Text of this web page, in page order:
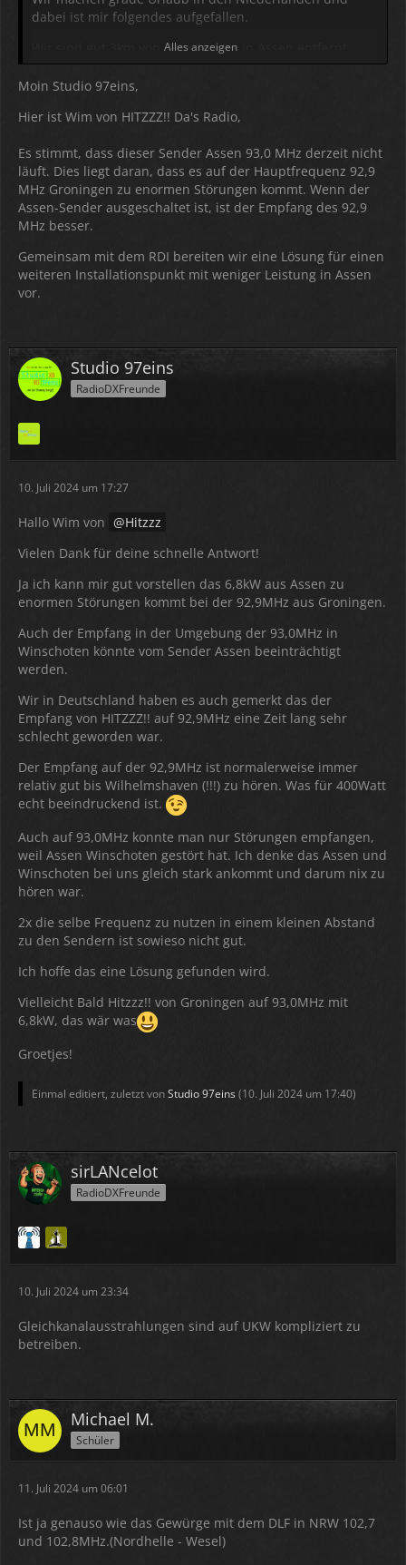
dabei ist mir folgendes aufgefallen.
Wir sind gut 3km von dem Sender in Assen entfernt,
jedoch wird Hitzzz!! nicht wie auf der Webseite offiziell
angezeigt dort gesendet.
aber hier ist kein Signal.
Weiß jemand warum das so ist?
Wie man sieht, kein Empfang.
Alle anderen Programme von dem Standort werden
auch dort verbreitet.
Alles anzeigen
Moin Studio 97eins,
Hier ist Wim von HITZZZ!! Da's Radio,
Es stimmt, dass dieser Sender Assen 93,0 MHz derzeit nicht
läuft. Dies liegt daran, dass es auf der Hauptfrequenz 92,9
MHz Groningen zu enormen Störungen kommt. Wenn der
Assen-Sender ausgeschaltet ist, ist der Empfang des 92,9
MHz besser.
Gemeinsam mit dem RDI bereiten wir eine Lösung für einen
weiteren Installationspunkt mit weniger Leistung in Assen
vor.
Studio 97eins
RadioDXFreunde
10. Juli 2024 um 17:27
Hallo Wim von
Hitzzz
Vielen Dank für deine schnelle Antwort!
Ja ich kann mir gut vorstellen das 6,8kW aus Assen zu
enormen Störungen kommt bei der 92,9MHz aus Groningen.
Auch der Empfang in der Umgebung der 93,0MHz in
Winschoten könnte vom Sender Assen beeinträchtigt
werden.
Wir in Deutschland haben es auch gemerkt das der
Empfang von HITZZZ!! auf 92,9MHz eine Zeit lang sehr
schlecht geworden war.
Der Empfang auf der 92,9MHz ist normalerweise immer
relativ gut bis Wilhelmshaven (!!!) zu hören. Was für 400Watt
echt beeindruckend ist.
Auch auf 93,0MHz konnte man nur Störungen empfangen,
weil Assen Winschoten gestört hat. Ich denke das Assen und
Winschoten bei uns gleich stark ankommt und darum nix zu
hören war.
2x die selbe Frequenz zu nutzen in einem kleinen Abstand
zu den Sendern ist sowieso nicht gut.
Ich hoffe das eine Lösung gefunden wird.
Vielleicht Bald Hitzzz!! von Groningen auf 93,0MHz mit
6,8kW, das wär was
Groetjes!
Einmal editiert, zuletzt vonStudio 97eins (10. Juli 2024 um 17:40)
sirLANcelot
RadioDXFreunde
10. Juli 2024 um 23:34
Gleichkanalausstrahlungen sind auf UKW kompliziert zu
betreiben.
Michael M.
Schüler
11. Juli 2024 um 06:01
Ist ja genauso wie das Gewürge mit dem DLF in NRW 102,7
und 102,8MHz.(Nordhelle - Wesel)